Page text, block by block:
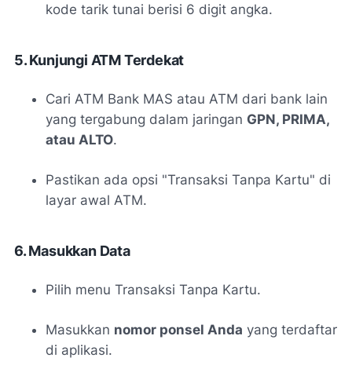
kode tarik tunai berisi 6 digit angka.
5. Kunjungi ATM Terdekat
Cari ATM Bank MAS atau ATM dari bank lain
yang tergabung dalam jaringan GPN, PRIMA,
atau ALTO.
Pastikan ada opsi "Transaksi Tanpa Kartu" di
layar awal ATM.
6. Masukkan Data
Pilih menu Transaksi Tanpa Kartu.
Masukkan nomor ponsel Anda yang terdaftar
di aplikasi.